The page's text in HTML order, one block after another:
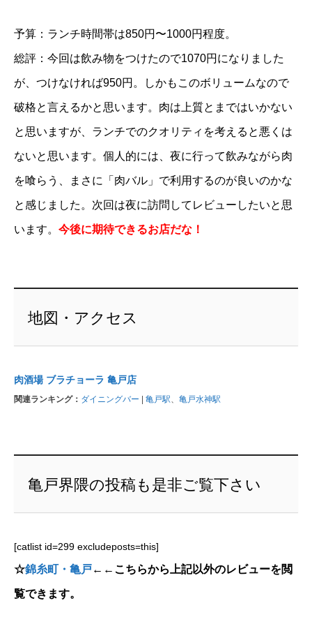
予算：ランチ時間帯は850円〜1000円程度。
総評：今回は飲み物をつけたので1070円になりました
が、つけなければ950円。しかもこのボリュームなので
破格と言えるかと思います。肉は上質とまではいかない
と思いますが、ランチでのクオリティを考えると悪くは
ないと思います。個人的には、夜に行って飲みながら肉
を喰らう、まさに「肉バル」で利用するのが良いのかな
と感じました。次回は夜に訪問してレビューしたいと思
います。 今後に期待できるお店だな！
地図・アクセス
肉酒場 ブラチョーラ 亀戸店
関連ランキング： ダイニングバー | 亀戸駅、 亀戸水神駅
亀戸界隈の投稿も是非ご覧下さい
[catlist id=299 excludeposts=this]
☆錦糸町・亀戸←←こちらから上記以外のレビューを閲
覧できます。